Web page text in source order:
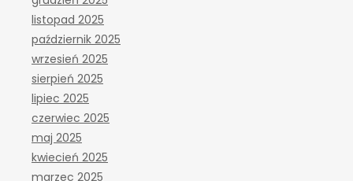
listopad 2025
październik 2025
wrzesień 2025
sierpień 2025
lipiec 2025
czerwiec 2025
maj 2025
kwiecień 2025
marzec 2025